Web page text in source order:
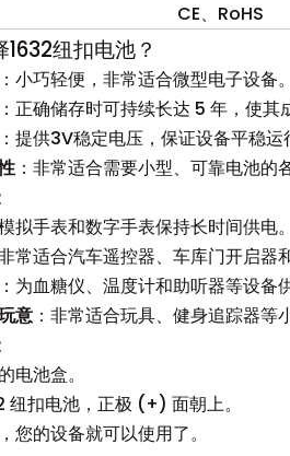
CE、RoHS
纽扣电池？
：小巧轻便，非常适合微型电子设备。
：正确储存时可持续长达 5 年，使其
提供3V稳定电压，保证设备平稳运
：非常适合需要小型、可靠电池的
拟手表和数字手表保持长时间供电。
非常适合汽车遥控器、车库门开启器
：为血糖仪、温度计和助听器等设备
意：非常适合玩具、健身追踪器等
电池盒。
纽扣电池，正极 (+) 面朝上。
您的设备就可以使用了。